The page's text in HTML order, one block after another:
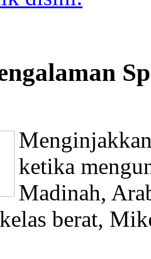
ketika
Madinah,
berat,